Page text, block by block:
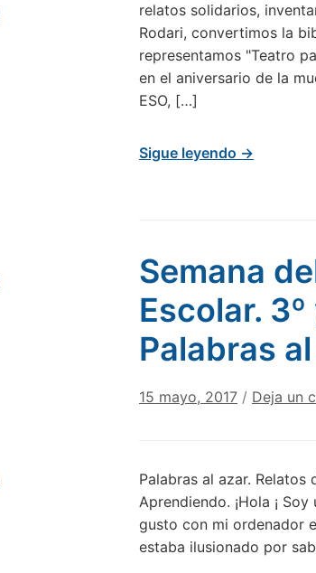
relatos solidarios,
Rodari, convertimos la
representamos "Teatro
en el aniversario de la
ESO, […]
Sigue leyendo →
Semana
Escolar.
Palabras
15 mayo, 2017 / Deja un
Palabras al azar. Relatos
Aprendiendo. ¡Hola ¡
gusto con mi ordenador
estaba ilusionado por